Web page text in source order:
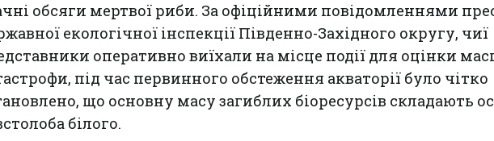
обсяги мертвої риби. За офіційними повідомленнями
екологічної інспекції Південно-Західного округу, чиї
оперативно виїхали на місце події для оцінки
під час первинного обстеження акваторії було чітко
що основну масу загиблих біоресурсів складають
білого.